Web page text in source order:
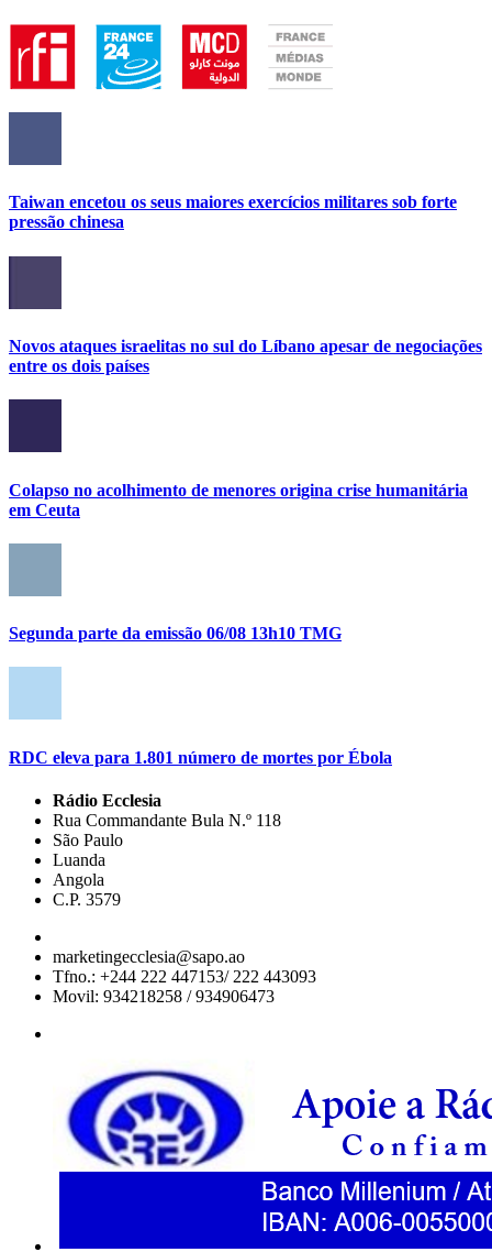
Taiwan encetou os seus maiores exercícios militares sob forte
pressão chinesa
Novos ataques israelitas no sul do Líbano apesar de negociações
entre os dois países
Colapso no acolhimento de menores origina crise humanitária
em Ceuta
Segunda parte da emissão 06/08 13h10 TMG
RDC eleva para 1.801 número de mortes por Ébola
Rádio Ecclesia
Rua Commandante Bula N.º 118
São Paulo
Luanda
Angola
C.P. 3579
marketingecclesia@sapo.ao
Tfno.: +244 222 447153/ 222 443093
Movil: 934218258 / 934906473